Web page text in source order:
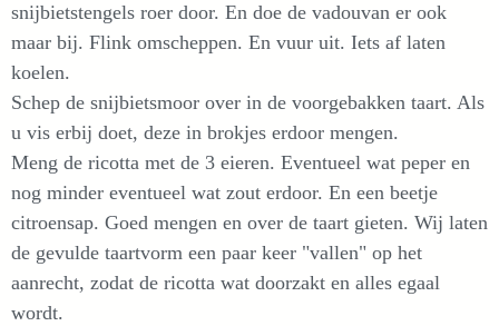
snijbietstengels roer door. En doe de vadouvan er ook
maar bij. Flink omscheppen. En vuur uit. Iets af laten
koelen.
Schep de snijbietsmoor over in de voorgebakken taart. Als
u vis erbij doet, deze in brokjes erdoor mengen.
Meng de ricotta met de 3 eieren. Eventueel wat peper en
nog minder eventueel wat zout erdoor. En een beetje
citroensap. Goed mengen en over de taart gieten. Wij laten
de gevulde taartvorm een paar keer "vallen" op het
aanrecht, zodat de ricotta wat doorzakt en alles egaal
wordt.